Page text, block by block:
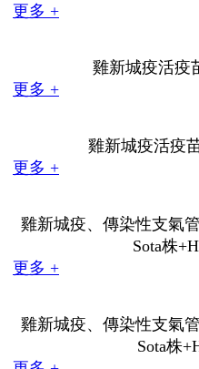
更多 +
雞新城疫活疫
更多 +
雞新城疫活疫
更多 +
雞新城疫、傳染性支氣
Sota株
更多 +
雞新城疫、傳染性支氣
Sota株